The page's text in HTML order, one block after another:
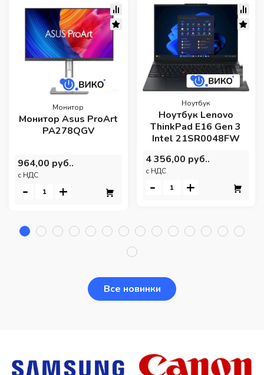
Монитор
Монитор Asus ProArt
PA278QGV
964,00 руб..
c НДС
- +
Ноутбук
Ноутбук Lenovo
ThinkPad E16 Gen 3
Intel 21SR0048FW
4 356,00 руб..
c НДС
- +
Все новинки